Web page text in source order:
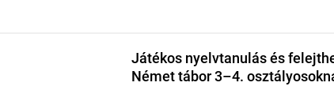
Játékos nyelvtanulás és
Német tábor 3–4.